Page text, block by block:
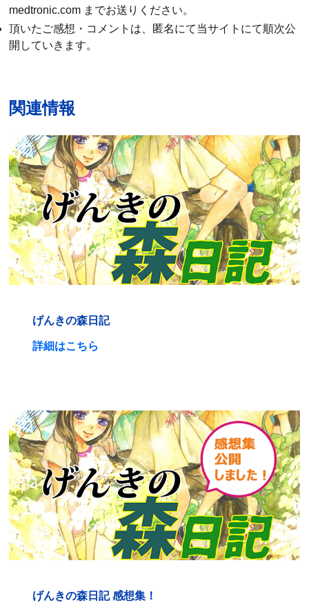
medtronic.com までお送りください。
頂いたご感想・コメントは、匿名にて当サイトにて順次公
開していきます。
関連情報
げんきの森日記
詳細はこちら
げんきの森日記 感想集！